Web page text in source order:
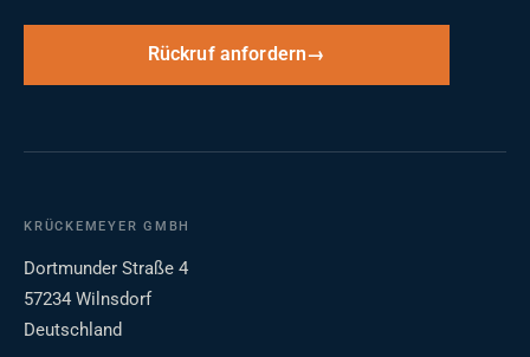
Rückruf anfordern
KRÜCKEMEYER GMBH
Dortmunder Straße 4
57234 Wilnsdorf
Deutschland